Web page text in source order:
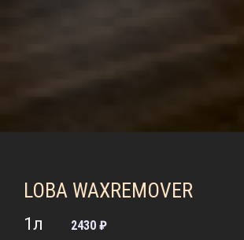
LOBA WAXREMOVER
1л 2430 ₽